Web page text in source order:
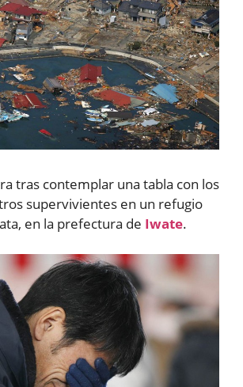
tras contemplar una tabla con los
supervivientes en un refugio
en la prefectura de Iwate.